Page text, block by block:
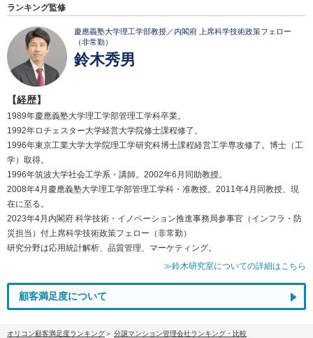
ランキング監修
慶應義塾大学理工学部教授／内閣府 上席科学技術政策フェロー
（非常勤）
鈴木秀男
【経歴】
1989年慶應義塾大学理工学部管理工学科卒業。
1992年ロチェスター大学経営大学院修士課程修了。
1996年東京工業大学大学院理工学研究科博士課程経営工学専攻修了。博士（工
学）取得。
1996年筑波大学社会工学系・講師。2002年6月同助教授。
2008年4月慶應義塾大学理工学部管理工学科・准教授。2011年4月同教授、現
在に至る。
2023年4月内閣府 科学技術・イノベーション推進事務局参事官（インフラ・防
災担当）付上席科学技術政策フェロー（非常勤）
研究分野は応用統計解析、品質管理、マーケティング。
≫鈴木研究室についての詳細はこちら
顧客満足度について
オリコン顧客満足度ランキング
分譲マンション管理会社ランキング・比較